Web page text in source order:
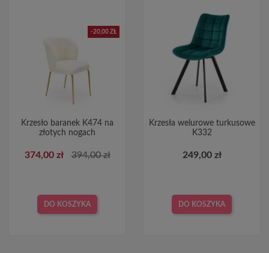
-20,00 ZŁ
Krzesło baranek K474 na
złotych nogach
374,00 zł 394,00 zł
DO KOSZYKA
Krzesła welurowe turkusowe
K332
249,00 zł
DO KOSZYKA